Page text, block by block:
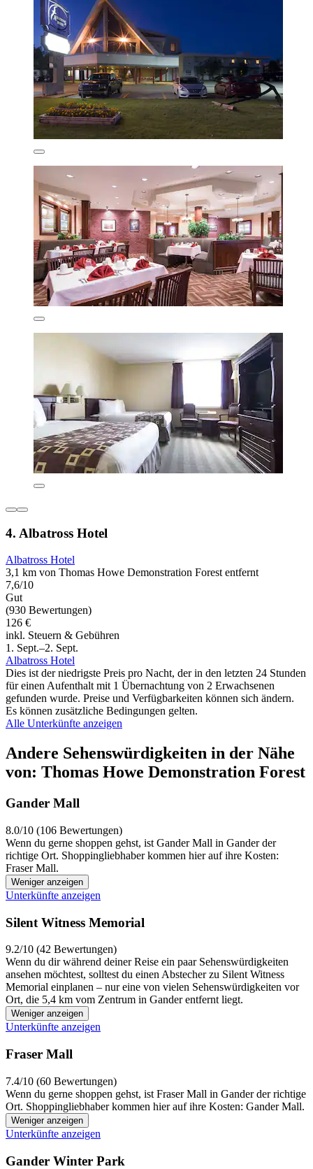
4. Albatross Hotel
Albatross Hotel
3,1 km von Thomas Howe Demonstration Forest entfernt
7,6/10
Gut
(930 Bewertungen)
126 €
inkl. Steuern & Gebühren
1. Sept.–2. Sept.
Albatross Hotel
Dies ist der niedrigste Preis pro Nacht, der in den letzten 24 Stunden
für einen Aufenthalt mit 1 Übernachtung von 2 Erwachsenen
gefunden wurde. Preise und Verfügbarkeiten können sich ändern.
Es können zusätzliche Bedingungen gelten.
Alle Unterkünfte anzeigen
Andere Sehenswürdigkeiten in der Nähe
von: Thomas Howe Demonstration Forest
Gander Mall
8.0/10 (106 Bewertungen)
Wenn du gerne shoppen gehst, ist Gander Mall in Gander der
richtige Ort. Shoppingliebhaber kommen hier auf ihre Kosten:
Fraser Mall.
Weniger anzeigen
Unterkünfte anzeigen
Silent Witness Memorial
9.2/10 (42 Bewertungen)
Wenn du dir während deiner Reise ein paar Sehenswürdigkeiten
ansehen möchtest, solltest du einen Abstecher zu Silent Witness
Memorial einplanen – nur eine von vielen Sehenswürdigkeiten vor
Ort, die 5,4 km vom Zentrum in Gander entfernt liegt.
Weniger anzeigen
Unterkünfte anzeigen
Fraser Mall
7.4/10 (60 Bewertungen)
Wenn du gerne shoppen gehst, ist Fraser Mall in Gander der richtige
Ort. Shoppingliebhaber kommen hier auf ihre Kosten: Gander Mall.
Weniger anzeigen
Unterkünfte anzeigen
Gander Winter Park